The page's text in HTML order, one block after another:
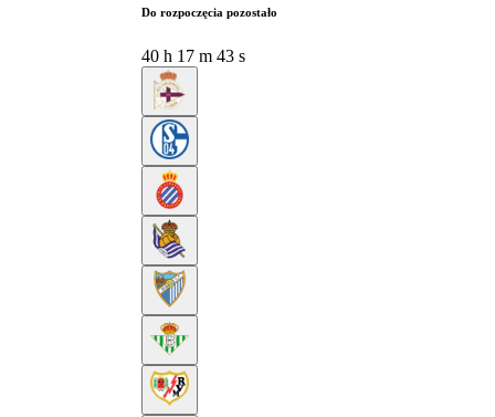
Do rozpoczęcia pozostało
40 h 17 m 42 s